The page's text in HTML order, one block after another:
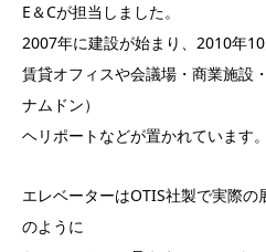
E＆Cが担当しました。
2007年に建設が始まり、2010年10
賃貸オフィスや会議場・商業施設
ナムドン）
ヘリポートなどが置かれています。
エレベーターはOTIS社製で実際
のように